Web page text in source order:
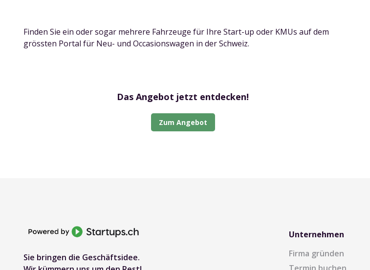
Finden Sie ein oder sogar mehrere Fahrzeuge für Ihre Start-up oder KMUs auf dem
grössten Portal für Neu- und Occasionswagen in der Schweiz.
Das Angebot jetzt entdecken!
Zum Angebot
Sie bringen die Geschäftsidee.
Unternehmen
Firma gründen